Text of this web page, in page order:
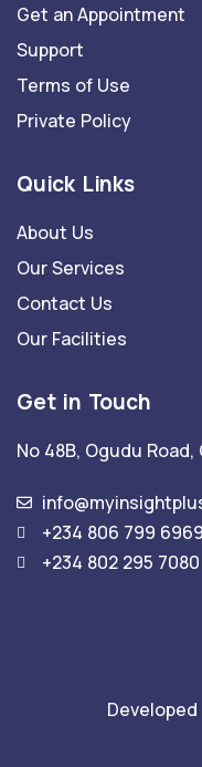
Get an Appointment
Support
Terms of Use
Private Policy
Quick Links
About Us
Our Services
Contact Us
Our Facilities
Get in Touch
No 48B, Ogudu Road,
‎‎+234 806 799 6969
+234 802 295 7080‎‎
Developed